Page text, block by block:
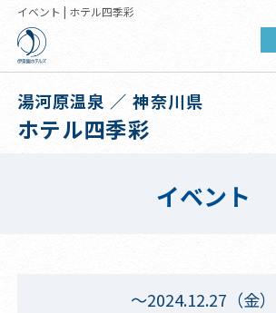
イベント | ホテル四季彩
湯河原温泉 ／ 神奈川県
ホテル四季彩
イベント
～2024.12.27（金）